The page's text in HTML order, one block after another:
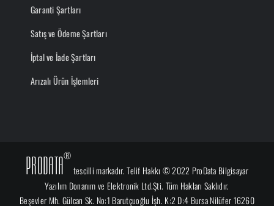
Garanti Şartları
Satış ve Ödeme Şartları
İptal ve İade Şartları
Arızalı Ürün İşlemleri
ProData®
tescilli markadır. Telif Hakkı © 2022 ProData Bilgisayar
Yazılım Donanım ve Elektronik Ltd.Şti. Tüm Hakları Saklıdır.
Beşevler Mh. Gülcan Sk. No:1 Barutçuoğlu İşh. K:2 D:4 Bursa Nilüfer 16260